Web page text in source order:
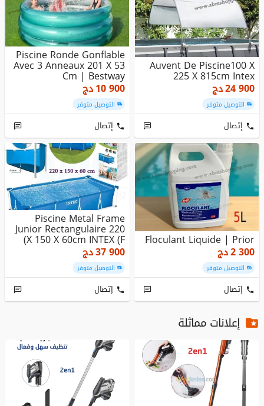
Auvent De Piscine100 X
225 X 815cm Intex
24 900دج
التوصيل متوفر
إتصال
Piscine Ronde Gonflable
Avec 3 Anneaux 201 X 53
Cm | Bestway
10 900دج
التوصيل متوفر
إتصال
Floculant Liquide | Prior
2 300دج
التوصيل متوفر
إتصال
Piscine Metal Frame
Junior Rectangulaire 220
X 150 X 60cm INTEX (F)
37 900دج
التوصيل متوفر
إتصال
إعلانات مماثلة